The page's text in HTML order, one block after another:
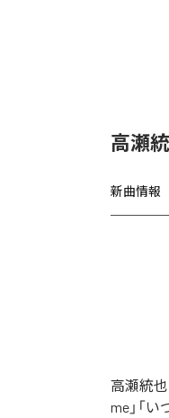
高瀬
新曲情報
高瀬統也
me」「い